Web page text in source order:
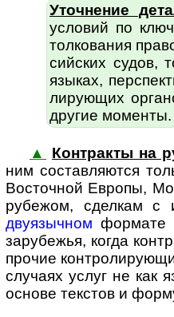
Уточнение
условий по
толко­вания
сий­ских судов,
языках,
лирующих
другие моменты.
▲
Контракты на
ним состав­ляются
Восточной Европы,
рубежом, сделкам с
двуязычном формате
зарубежья, когда
прочие
случаях услуг не как
основе текстов и